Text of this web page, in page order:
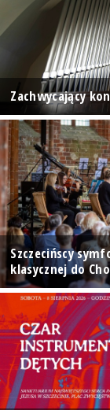
Zachwycający
Szczecińscy
klasycznej do